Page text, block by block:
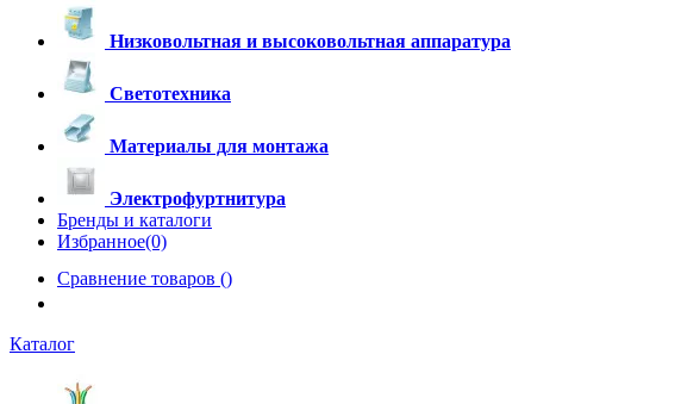
Низковольтная и высоковольтная аппаратура
Светотехника
Материалы для монтажа
Электрофуртнитура
Бренды и каталоги
Избранное(0)
Сравнение товаров ()
Каталог